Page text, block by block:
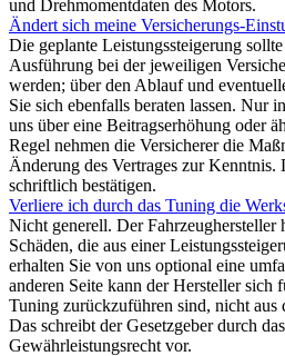
und Drehmomentdaten des Motors.
Ändert sich meine Versicherungs-
Die geplante Leistungssteigerung
Ausführung bei der jeweiligen
werden; über den Ablauf und
Sie sich ebenfalls beraten lassen. Nur
uns über eine Beitragserhöhung oder
Regel nehmen die Versicherer die
Änderung des Vertrages zur Kenntnis.
schriftlich bestätigen.
Verliere ich durch das Tuning die
Nicht generell. Der Fahrzeughersteller
Schäden, die aus einer
erhalten Sie von uns optional eine
anderen Seite kann der Hersteller sich
Tuning zurückzuführen sind, nicht aus
Das schreibt der Gesetzgeber durch
Gewährleistungsrecht vor.